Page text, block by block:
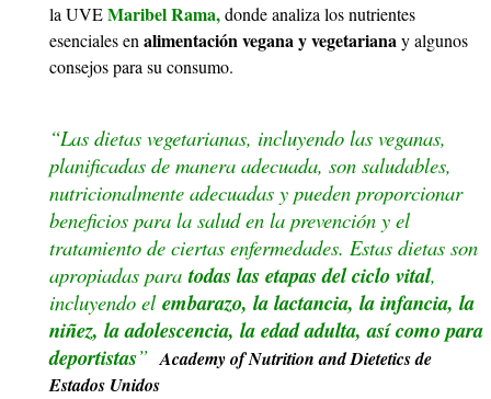
la UVEMaribel Rama, donde analiza los nutrientes
esenciales en alimentación vegana y vegetariana y algunos
consejos para su consumo.
“Las dietas vegetarianas, incluyendo las veganas,
planificadas de manera adecuada, son saludables,
nutricionalmente adecuadas y pueden proporcionar
beneficios para la salud en la prevención y el
tratamiento de ciertas enfermedades. Estas dietas son
apropiadas paratodas las etapas del ciclo vital,
incluyendo el embarazo, la lactancia, la infancia, la
niñez, la adolescencia, la edad adulta, así como para
deportistas” Academy of Nutrition and Dietetics de
Estados Unidos